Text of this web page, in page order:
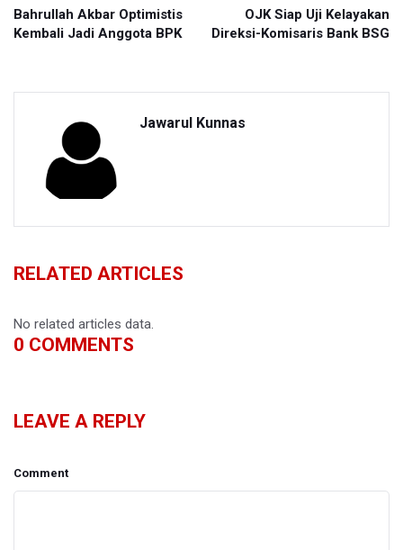
Bahrullah Akbar Optimistis
Kembali Jadi Anggota BPK
OJK Siap Uji Kelayakan
Direksi-Komisaris Bank BSG
Jawarul Kunnas
RELATED ARTICLES
No related articles data.
0 COMMENTS
LEAVE A REPLY
Comment